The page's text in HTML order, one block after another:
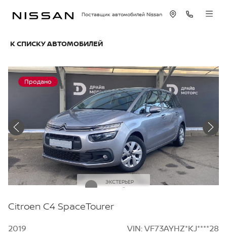
Поставщик автомобилей Nissan
К СПИСКУ АВТОМОБИЛЕЙ
Продано
ЭКСТЕРЬЕР
Серый
Citroen C4 SpaceTourer
2019
VIN: VF73AYHZ*KJ****28